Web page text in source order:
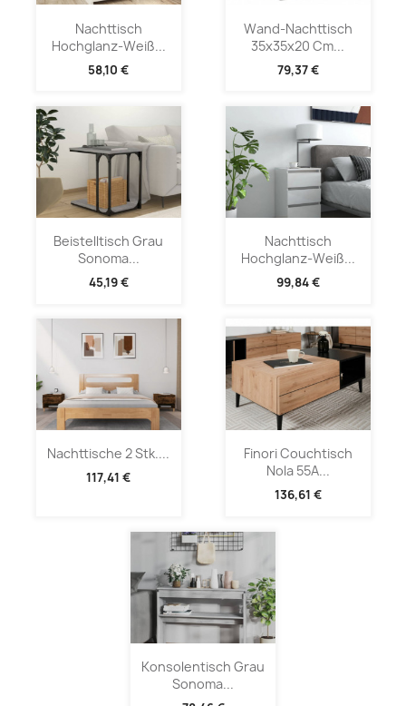
Nachttisch
Hochglanz-Weiß...
58,10 €
Wand-Nachttisch
35x35x20 Cm...
79,37 €
Beistelltisch Grau
Sonoma...
45,19 €
Nachttisch
Hochglanz-Weiß...
99,84 €
Nachttische 2 Stk....
117,41 €
Finori Couchtisch
Nola 55A...
136,61 €
Konsolentisch Grau
Sonoma...